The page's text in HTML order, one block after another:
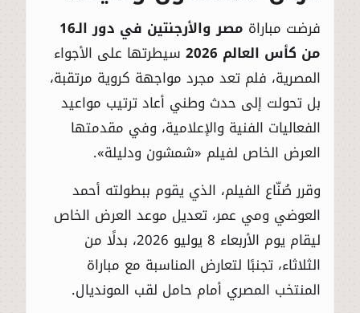
فرضت مباراة
مصر والأرجنتين في دور الـ16
من كأس العالم 2026
سيطرتها على الأجواء
المصرية، فلم تعد مجرد مواجهة كروية مرتقبة،
بل تحولت إلى حدث وطني أعاد ترتيب مواعيد
الفعاليات الفنية والإعلامية، وفي مقدمتها
العرض الخاص لفيلم «شمشون ودليلة».
وقرر صُنّاع الفيلم، الذي يقوم ببطولته أحمد
العوضي ومي عمر، تعديل موعد العرض الخاص
ليقام يوم الأربعاء 8 يوليو 2026، بدلًا من
الثلاثاء، تجنبًا لتعارض المناسبة مع مباراة
المنتخب المصري أمام حامل لقب المونديال.